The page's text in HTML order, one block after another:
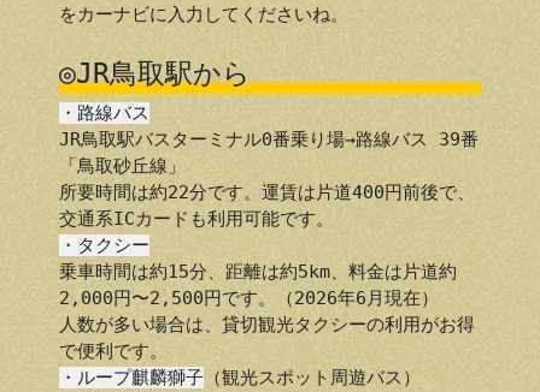
をカーナビに入力してくださいね。
◎JR鳥取駅から
・路線バス
JR鳥取駅バスターミナル0番乗り場→路線バス 39番
「鳥取砂丘線」
所要時間は約22分です。運賃は片道400円前後で、
交通系ICカードも利用可能です。
・タクシー
乗車時間は約15分、距離は約5km、料金は片道約
2,000円〜2,500円です。（2026年6月現在）
人数が多い場合は、貸切観光タクシーの利用がお得
で便利です。
・ループ麒麟獅子（観光スポット周遊バス）